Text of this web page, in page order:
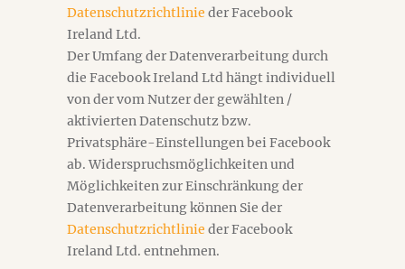
Datenschutzrichtlinie der Facebook
Ireland Ltd.
Der Umfang der Datenverarbeitung durch
die Facebook Ireland Ltd hängt individuell
von der vom Nutzer der gewählten /
aktivierten Datenschutz bzw.
Privatsphäre-Einstellungen bei Facebook
ab. Widerspruchsmöglichkeiten und
Möglichkeiten zur Einschränkung der
Datenverarbeitung können Sie der
Datenschutzrichtlinie der Facebook
Ireland Ltd. entnehmen.